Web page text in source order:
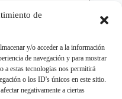
de
y/o acceder a la información
de navegación y para mostrar
a estas tecnologías nos permitirá
o los ID's únicos en este sitio.
negativamente a ciertas